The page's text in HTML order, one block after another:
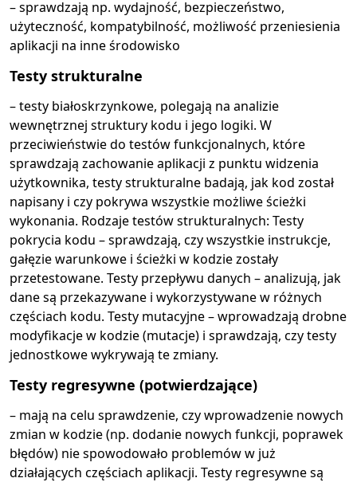
– sprawdzają np. wydajność, bezpieczeństwo,
użyteczność, kompatybilność, możliwość przeniesienia
aplikacji na inne środowisko
Testy strukturalne
– testy białoskrzynkowe, polegają na analizie
wewnętrznej struktury kodu i jego logiki. W
przeciwieństwie do testów funkcjonalnych, które
sprawdzają zachowanie aplikacji z punktu widzenia
użytkownika, testy strukturalne badają, jak kod został
napisany i czy pokrywa wszystkie możliwe ścieżki
wykonania. Rodzaje testów strukturalnych: Testy
pokrycia kodu – sprawdzają, czy wszystkie instrukcje,
gałęzie warunkowe i ścieżki w kodzie zostały
przetestowane. Testy przepływu danych – analizują, jak
dane są przekazywane i wykorzystywane w różnych
częściach kodu. Testy mutacyjne – wprowadzają drobne
modyfikacje w kodzie (mutacje) i sprawdzają, czy testy
jednostkowe wykrywają te zmiany.
Testy regresywne (potwierdzające)
– mają na celu sprawdzenie, czy wprowadzenie nowych
zmian w kodzie (np. dodanie nowych funkcji, poprawek
błędów) nie spowodowało problemów w już
działających częściach aplikacji. Testy regresywne są